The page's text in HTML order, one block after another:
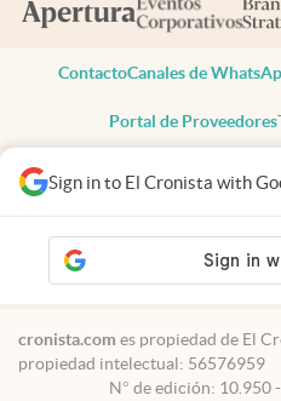
Sign in to El Cronista with
ContactoCanales de
Portal de Proveedores
Todos los
Tel:+54 11
cronista.com es propiedad de El
propiedad intelectual: 56576959
N° de edición: 10.950